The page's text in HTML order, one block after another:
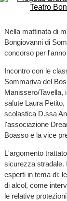
Nella mattinata di
Bongiovanni di
concorso per
Incontro con le
Sommariva del
Manissero/Tavella,
salute Laura
scolastica D.ssa
l'associazione
Boasso e la vice
L'argomento
sicurezza stradale.
esperti in tema di:
di alcol, come
le relative